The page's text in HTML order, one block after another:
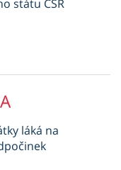
státu ČSR
láká na